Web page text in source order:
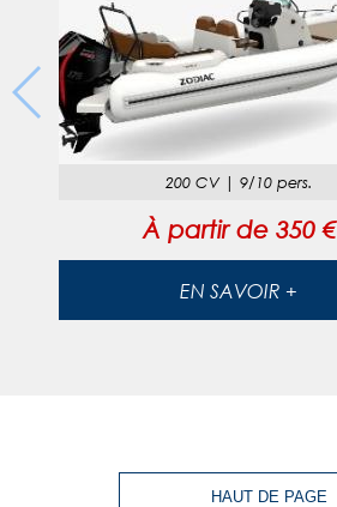
200 CV| 9/10 pers.
À partir de 350 €
EN SAVOIR +
HAUT DE PAGE